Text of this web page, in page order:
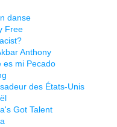
danse
Free
Anthony
es mi Pecado
des États-Unis
Got Talent